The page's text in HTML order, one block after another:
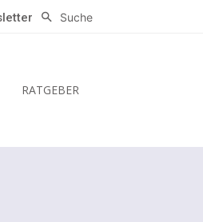
Suche
RATGEBER